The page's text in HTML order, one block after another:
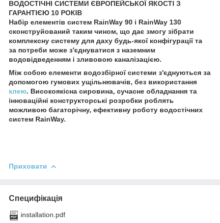
ВОДОСТІЧНІ СИСТЕМИ ЄВРОПЕЙСЬКОЇ ЯКОСТІ З
ГАРАНТІЄЮ 10 РОКІВ
Набір елементів систем RainWay 90 і RainWay 130
сконструйований таким чином, що дає змогу зібрати
комплексну систему для даху будь-якої конфігурації та
за потреби може з'єднуватися з наземним
водовідведенням і зливовою каналізацією.
Між собою елементи водозбірної системи з'єднуються за
допомогою гумових ущільнювачів, без використання
клею. Високоякісна сировина, сучасне обладнання та
інноваційні конструкторські розробки роблять
можливою багаторічну, ефективну роботу водостічних
систем RainWay.
Приховати
Специфікація
installation.pdf